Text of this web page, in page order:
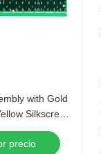
with Gold
Silkscreen
precio